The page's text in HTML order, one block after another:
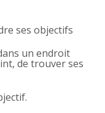
ses objectifs
un endroit
de trouver ses